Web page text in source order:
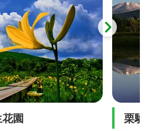
園 栗